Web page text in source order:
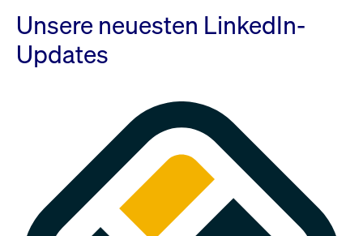
Unsere neuesten LinkedIn-
Updates